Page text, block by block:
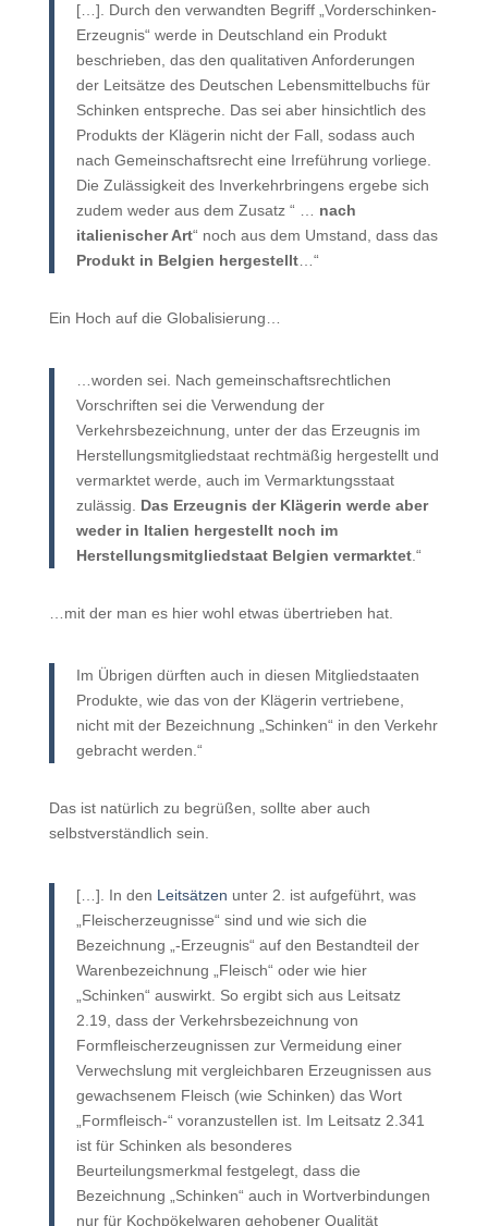
[…]. Durch den verwandten Begriff „Vorderschinken-
Erzeugnis“ werde in Deutschland ein Produkt
beschrieben, das den qualitativen Anforderungen
der Leitsätze des Deutschen Lebensmittelbuchs für
Schinken entspreche. Das sei aber hinsichtlich des
Produkts der Klägerin nicht der Fall, sodass auch
nach Gemeinschaftsrecht eine Irreführung vorliege.
Die Zulässigkeit des Inverkehrbringens ergebe sich
zudem weder aus dem Zusatz “ … nach
italienischer Art“ noch aus dem Umstand, dass das
Produkt in Belgien hergestellt…“
Ein Hoch auf die Globalisierung…
…worden sei. Nach gemeinschaftsrechtlichen
Vorschriften sei die Verwendung der
Verkehrsbezeichnung, unter der das Erzeugnis im
Herstellungsmitgliedstaat rechtmäßig hergestellt und
vermarktet werde, auch im Vermarktungsstaat
zulässig. Das Erzeugnis der Klägerin werde aber
weder in Italien hergestellt noch im
Herstellungsmitgliedstaat Belgien vermarktet.“
…mit der man es hier wohl etwas übertrieben hat.
Im Übrigen dürften auch in diesen Mitgliedstaaten
Produkte, wie das von der Klägerin vertriebene,
nicht mit der Bezeichnung „Schinken“ in den Verkehr
gebracht werden.“
Das ist natürlich zu begrüßen, sollte aber auch
selbstverständlich sein.
[…]. In den Leitsätzen unter 2. ist aufgeführt, was
„Fleischerzeugnisse“ sind und wie sich die
Bezeichnung „-Erzeugnis“ auf den Bestandteil der
Warenbezeichnung „Fleisch“ oder wie hier
„Schinken“ auswirkt. So ergibt sich aus Leitsatz
2.19, dass der Verkehrsbezeichnung von
Formfleischerzeugnissen zur Vermeidung einer
Verwechslung mit vergleichbaren Erzeugnissen aus
gewachsenem Fleisch (wie Schinken) das Wort
„Formfleisch-“ voranzustellen ist. Im Leitsatz 2.341
ist für Schinken als besonderes
Beurteilungsmerkmal festgelegt, dass die
Bezeichnung „Schinken“ auch in Wortverbindungen
nur für Kochpökelwaren gehobener Qualität